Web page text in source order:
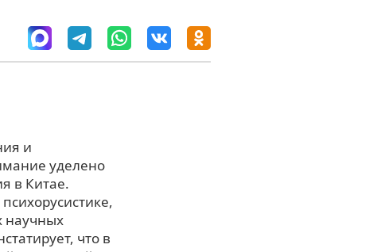
и
уделено
в Китае.
научных
что в